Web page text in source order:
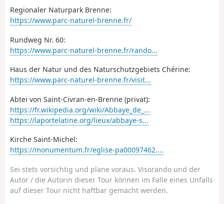
Regionaler Naturpark Brenne:
https://www.parc-naturel-brenne.fr/
Rundweg Nr. 60:
https://www.parc-naturel-brenne.fr/rando...
Haus der Natur und des Naturschutzgebiets Chérine:
https://www.parc-naturel-brenne.fr/visit...
Abtei von Saint-Civran-en-Brenne (privat):
https://fr.wikipedia.org/wiki/Abbaye_de_...
https://laportelatine.org/lieux/abbaye-s...
Kirche Saint-Michel:
https://monumentum.fr/eglise-pa00097462....
Sei stets vorsichtig und plane voraus. Visorando und der
Autor / die Autorin dieser Tour können im Falle eines Unfalls
auf dieser Tour nicht haftbar gemacht werden.